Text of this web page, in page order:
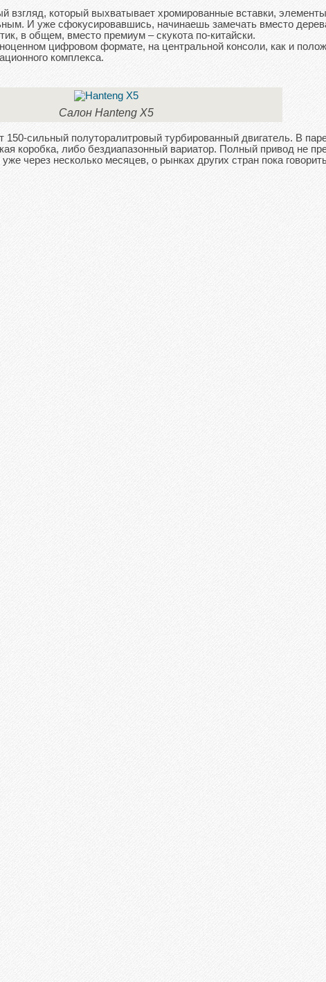
взгляд, который выхватывает хромированные вставки,
И уже сфокусировавшись, начинаешь замечать вместо
в общем, вместо премиум – скукота по-китайски.
цифровом формате, на центральной консоли, как и
комплекса.
Салон Hanteng X5
150-сильный полуторалитровый турбированный двигатель. В
коробка, либо бездиапазонный вариатор. Полный привод не
через несколько месяцев, о рынках других стран пока